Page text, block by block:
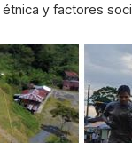
y factores